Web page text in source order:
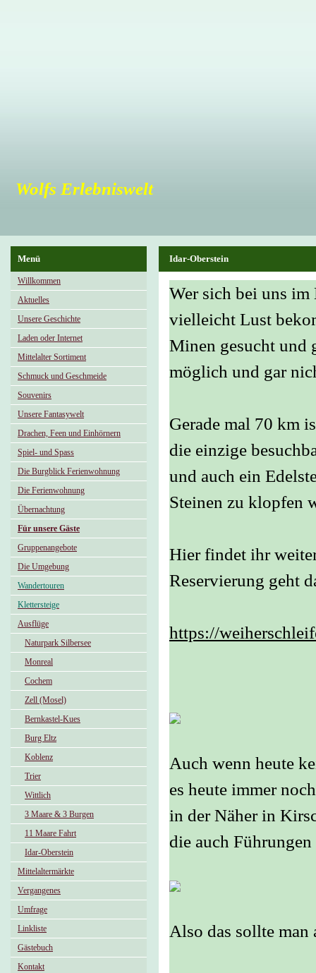
Wolfs Erlebniswelt
Menü
Willkommen
Aktuelles
Unsere Geschichte
Laden oder Internet
Mittelalter Sortiment
Schmuck und Geschmeide
Souvenirs
Unsere Fantasywelt
Drachen, Feen und Einhörnern
Spiel- und Spass
Die Burgblick Ferienwohnung
Die Ferienwohnung
Übernachtung
Für unsere Gäste
Gruppenangebote
Die Umgebung
Wandertouren
Klettersteige
Ausflüge
Naturpark Silbersee
Monreal
Cochem
Zell (Mosel)
Bernkastel-Kues
Burg Eltz
Koblenz
Trier
Wittlich
3 Maare & 3 Burgen
11 Maare Fahrt
Idar-Oberstein
Mittelaltermärkte
Vergangenes
Umfrage
Linkliste
Gästebuch
Kontakt
Idar-Oberstein
Wer sich bei uns im
vielleicht Lust
Minen gesucht und
möglich und gar
Gerade mal 70 km
die einzige
und auch ein
Steinen zu klopfen
Hier findet ihr
Reservierung geht
https://
Auch wenn heute
es heute immer
in der Näher in
die auch
Also das sollte